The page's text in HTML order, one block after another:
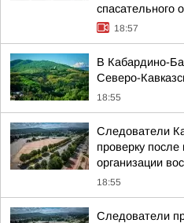
спасательного
18:57
В Кабардино-
Северо-
18:55
Следователи
проверку после
организации
18:55
Следователи